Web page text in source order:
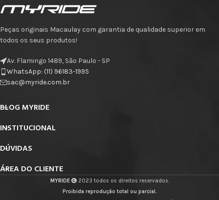
Peças originais Macaulay com garantia de qualidade superior em
todos os seus produtos!
Av. Flamingo 1489, São Paulo - SP
WhatsApp: (11) 96183-1995
sac@myride.com.br
BLOG MYRIDE
INSTITUCIONAL
DÚVIDAS
ÁREA DO CLIENTE
MYRIDE
2023 todos os direitos reservados.
Proibida reprodução total ou parcial.